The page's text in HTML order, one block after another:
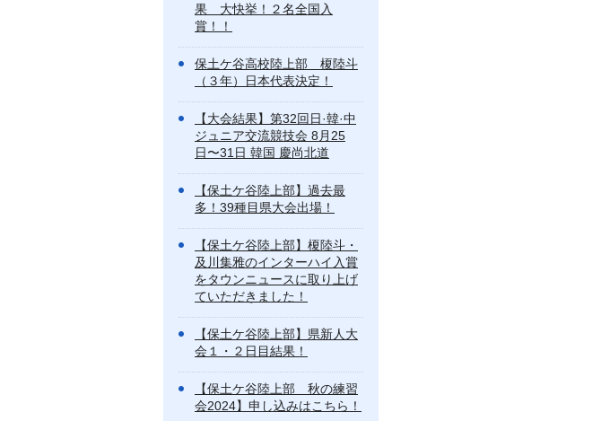
果 大快挙！２名全国入
賞！！
保土ケ谷高校陸上部 榎陸斗
（３年）日本代表決定！
【大会結果】第32回日·韓·中
ジュニア交流競技会 8月25
日〜31日 韓国 慶尚北道
【保土ケ谷陸上部】過去最
多！39種目県大会出場！
【保土ケ谷陸上部】榎陸斗・
及川集雅のインターハイ入賞
をタウンニュースに取り上げ
ていただきました！
【保土ケ谷陸上部】県新人大
会１・２日目結果！
【保土ケ谷陸上部 秋の練習
会2024】申し込みはこちら！